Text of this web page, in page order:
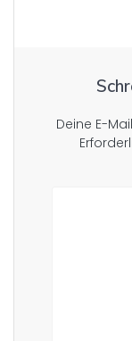
Deine E-